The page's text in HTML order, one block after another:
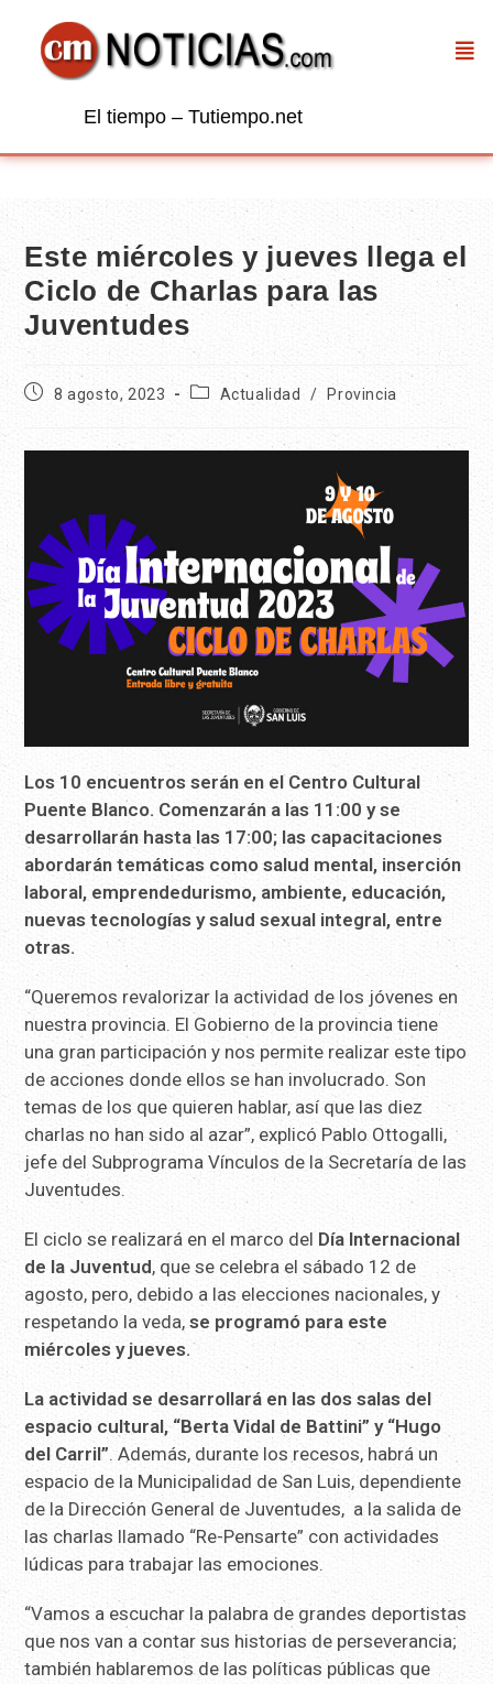
El tiempo – Tutiempo.net
Este miércoles y jueves llega el
Ciclo de Charlas para las
Juventudes
8 agosto, 2023 Actualidad / Provincia
Los 10 encuentros serán en el Centro Cultural
Puente Blanco. Comenzarán a las 11:00 y se
desarrollarán hasta las 17:00; las capacitaciones
abordarán temáticas como salud mental, inserción
laboral, emprendedurismo, ambiente, educación,
nuevas tecnologías y salud sexual integral, entre
otras.
“Queremos revalorizar la actividad de los jóvenes en
nuestra provincia. El Gobierno de la provincia tiene
una gran participación y nos permite realizar este tipo
de acciones donde ellos se han involucrado. Son
temas de los que quieren hablar, así que las diez
charlas no han sido al azar”, explicó Pablo Ottogalli,
jefe del Subprograma Vínculos de la Secretaría de las
Juventudes.
El ciclo se realizará en el marco del Día Internacional
de la Juventud, que se celebra el sábado 12 de
agosto, pero, debido a las elecciones nacionales, y
respetando la veda,se programó para este
miércoles y jueves.
La actividad se desarrollará en las dos salas del
espacio cultural, “Berta Vidal de Battini” y “Hugo
del Carril”. Además, durante los recesos, habrá un
espacio de la Municipalidad de San Luis, dependiente
de la Dirección General de Juventudes, a la salida de
las charlas llamado “Re-Pensarte” con actividades
lúdicas para trabajar las emociones.
“Vamos a escuchar la palabra de grandes deportistas
que nos van a contar sus historias de perseverancia;
también hablaremos de las políticas públicas que